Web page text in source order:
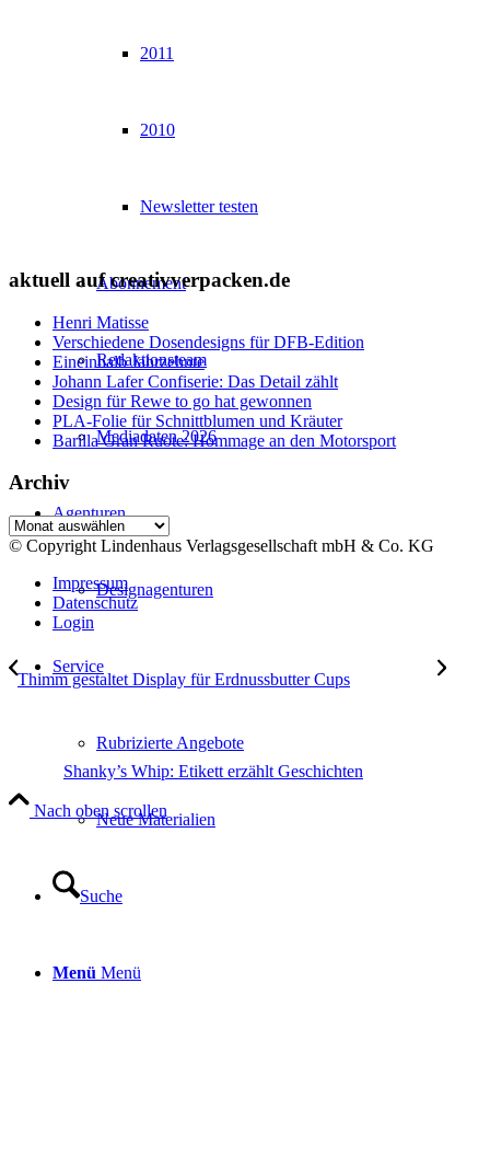
2011
2010
Newsletter testen
Abonnement
Redaktionsteam
Mediadaten 2026
Agenturen
Designagenturen
Service
Rubrizierte Angebote
Neue Materialien
Suche
Menü Menü
aktuell auf creativverpacken.de
Henri Matisse
Verschiedene Dosendesigns für DFB-Edition
Eineinhalb Jahrzehnte
Johann Lafer Confiserie: Das Detail zählt
Design für Rewe to go hat gewonnen
PLA-Folie für Schnittblumen und Kräuter
Barilla Gran Ruote: Hommage an den Motorsport
Archiv
Archiv
© Copyright Lindenhaus Verlagsgesellschaft mbH & Co. KG
Impressum
Datenschutz
Login
Thimm gestaltet Display für Erdnussbutter Cups
Shanky’s Whip: Etikett erzählt Geschichten
Nach oben scrollen